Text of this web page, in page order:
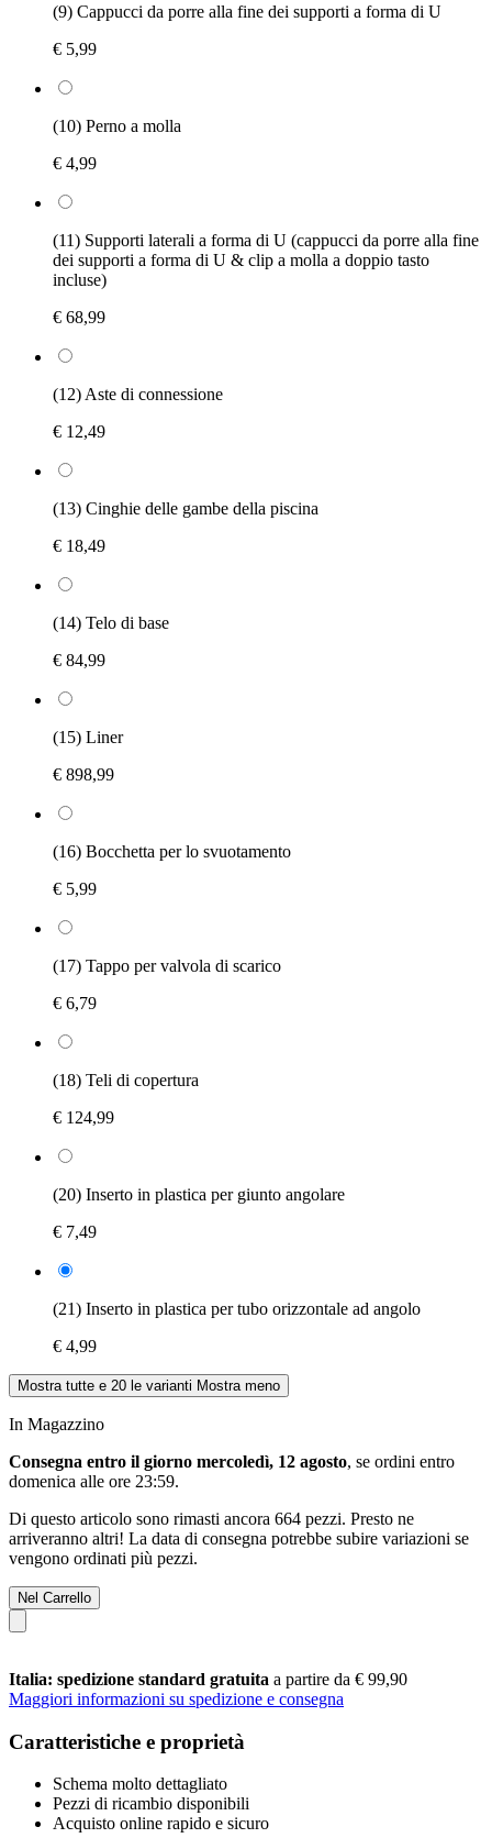
(9) Cappucci da porre alla fine dei supporti a forma di U
€ 5,99
(10) Perno a molla
€ 4,99
(11) Supporti laterali a forma di U (cappucci da porre alla fine
dei supporti a forma di U & clip a molla a doppio tasto
incluse)
€ 68,99
(12) Aste di connessione
€ 12,49
(13) Cinghie delle gambe della piscina
€ 18,49
(14) Telo di base
€ 84,99
(15) Liner
€ 898,99
(16) Bocchetta per lo svuotamento
€ 5,99
(17) Tappo per valvola di scarico
€ 6,79
(18) Teli di copertura
€ 124,99
(20) Inserto in plastica per giunto angolare
€ 7,49
(21) Inserto in plastica per tubo orizzontale ad angolo
€ 4,99
Mostra tutte e 20 le varianti Mostra meno
In Magazzino
Consegna entro il giorno mercoledì, 12 agosto, se ordini entro
domenica alle ore 23:59.
Di questo articolo sono rimasti ancora 664 pezzi. Presto ne
arriveranno altri! La data di consegna potrebbe subire variazioni se
vengono ordinati più pezzi.
Nel Carrello
Italia: spedizione standard gratuita a partire da € 99,90
Maggiori informazioni su spedizione e consegna
Caratteristiche e proprietà
Schema molto dettagliato
Pezzi di ricambio disponibili
Acquisto online rapido e sicuro